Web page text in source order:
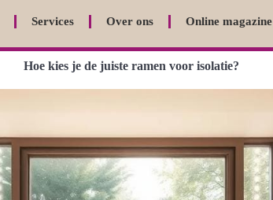
Services Over ons Online magazine
Hoe kies je de juiste ramen voor isolatie?